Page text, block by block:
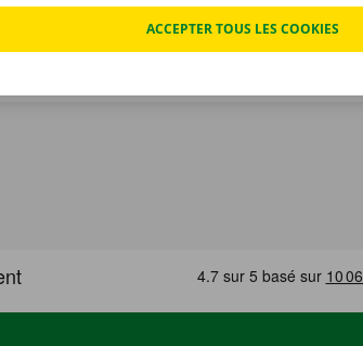
ACCEPTER TOUS LES COOKIES